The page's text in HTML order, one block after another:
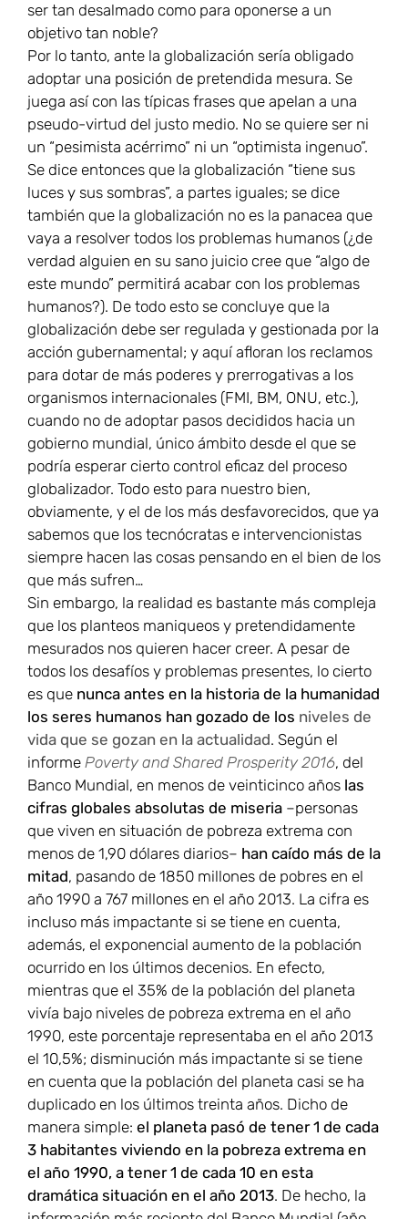
ser tan desalmado como para oponerse a un
objetivo tan noble?
Por lo tanto, ante la globalización sería obligado
adoptar una posición de pretendida mesura. Se
juega así con las típicas frases que apelan a una
pseudo-virtud del justo medio. No se quiere ser ni
un “pesimista acérrimo” ni un “optimista ingenuo”.
Se dice entonces que la globalización “tiene sus
luces y sus sombras”, a partes iguales; se dice
también que la globalización no es la panacea que
vaya a resolver todos los problemas humanos (¿de
verdad alguien en su sano juicio cree que “algo de
este mundo” permitirá acabar con los problemas
humanos?). De todo esto se concluye que la
globalización debe ser regulada y gestionada por la
acción gubernamental; y aquí afloran los reclamos
para dotar de más poderes y prerrogativas a los
organismos internacionales (FMI, BM, ONU, etc.),
cuando no de adoptar pasos decididos hacia un
gobierno mundial, único ámbito desde el que se
podría esperar cierto control eficaz del proceso
globalizador. Todo esto para nuestro bien,
obviamente, y el de los más desfavorecidos, que ya
sabemos que los tecnócratas e intervencionistas
siempre hacen las cosas pensando en el bien de los
que más sufren…
Sin embargo, la realidad es bastante más compleja
que los planteos maniqueos y pretendidamente
mesurados nos quieren hacer creer. A pesar de
todos los desafíos y problemas presentes, lo cierto
es que nunca antes en la historia de la humanidad
los seres humanos han gozado de los niveles de
vida que se gozan en la actualidad. Según el
informe Poverty and Shared Prosperity 2016, del
Banco Mundial, en menos de veinticinco años las
cifras globales absolutas de miseria –personas
que viven en situación de pobreza extrema con
menos de 1,90 dólares diarios– han caído más de la
mitad, pasando de 1850 millones de pobres en el
año 1990 a 767 millones en el año 2013. La cifra es
incluso más impactante si se tiene en cuenta,
además, el exponencial aumento de la población
ocurrido en los últimos decenios. En efecto,
mientras que el 35% de la población del planeta
vivía bajo niveles de pobreza extrema en el año
1990, este porcentaje representaba en el año 2013
el 10,5%; disminución más impactante si se tiene
en cuenta que la población del planeta casi se ha
duplicado en los últimos treinta años. Dicho de
manera simple: el planeta pasó de tener 1 de cada
3 habitantes viviendo en la pobreza extrema en
el año 1990, a tener 1 de cada 10 en esta
dramática situación en el año 2013. De hecho, la